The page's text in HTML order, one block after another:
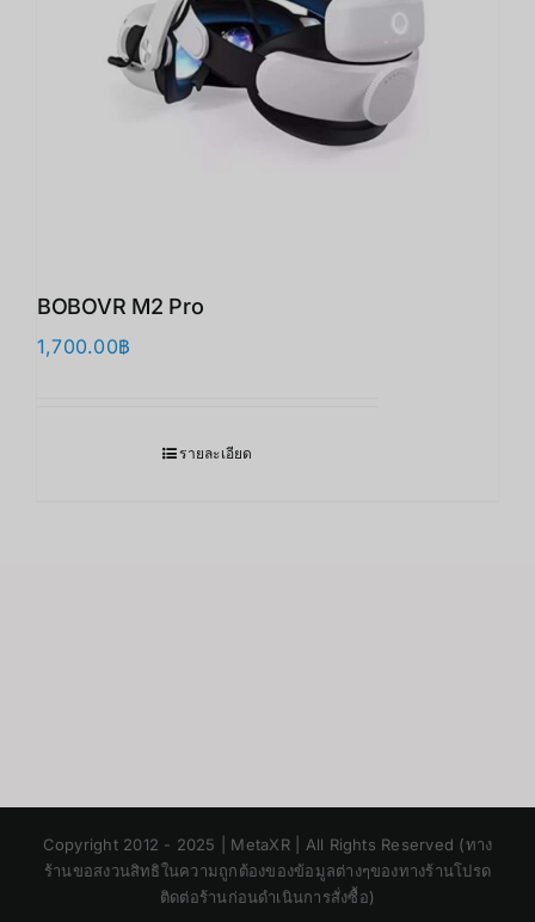
BOBOVR M2 Pro
1,700.00฿
รายละเอียด
Copyright 2012 - 2025 | MetaXR | All Rights Reserved (ทาง
ร้านขอสงวนสิทธิในความถูกต้องของข้อมูลต่างๆของทางร้านโปรด
ติดต่อร้านก่อนดำเนินการสั่งซื้อ)Chinese